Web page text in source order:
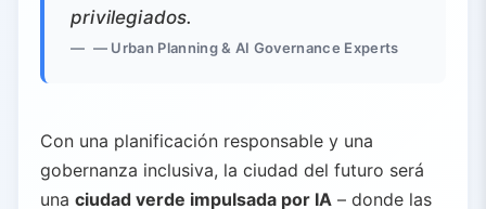
privilegiados.
— Urban Planning & AI Governance Experts
Con una planificación responsable y una
gobernanza inclusiva, la ciudad del futuro será
una ciudad verde impulsada por IA – donde las